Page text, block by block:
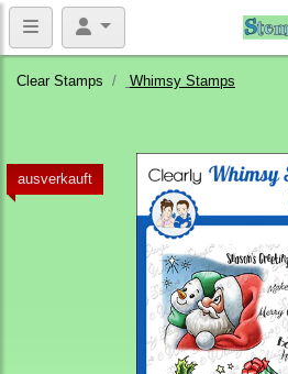
Clear Stamps Whimsy Stamps
ausverkauft